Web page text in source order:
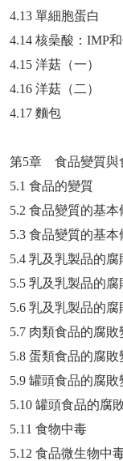
4.13 單細胞蛋白
4.14 核喿酸：IMP
4.15 洋菇（一）
4.16 洋菇（二）
4.17 麵包
第5章 食品變質與
5.1 食品的變質
5.2 食品變質的基
5.3 食品變質的基
5.4 乳及乳製品的
5.5 乳及乳製品的
5.6 乳及乳製品的
5.7 肉類食品的腐敗
5.8 蛋類食品的腐敗
5.9 罐頭食品的腐
5.10 罐頭食品的腐
5.11 食物中毒
5.12 食品微生物中